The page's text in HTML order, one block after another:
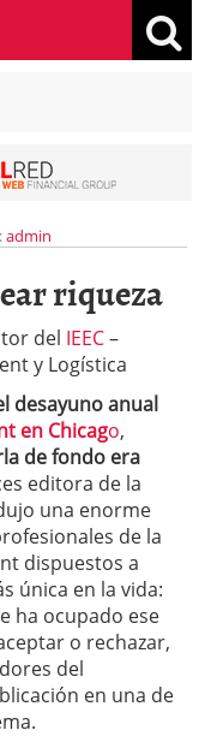
admin
riqueza
del IEEC–
y Logística
desayuno anual
en Chicago,
de fondo era
editora de la
una enorme
de la
dispuestos a
única en la vida:
ha ocupado ese
o rechazar,
del
en una de